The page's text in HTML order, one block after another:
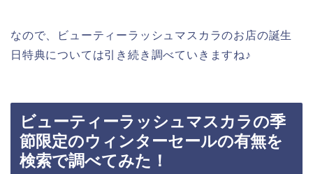
なので、ビューティーラッシュマスカラのお店の誕生
日特典については引き続き調べていきますね♪
ビューティーラッシュマスカラの季
節限定のウィンターセールの有無を
検索で調べてみた！